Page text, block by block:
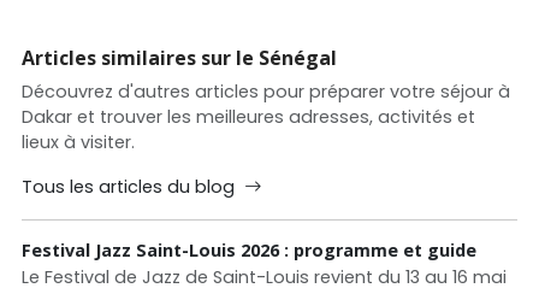
Articles similaires sur le Sénégal
Découvrez d'autres articles pour préparer votre séjour à
Dakar et trouver les meilleures adresses, activités et
lieux à visiter.
Tous les articles du blog
Festival Jazz Saint-Louis 2026 : programme et guide
Le Festival de Jazz de Saint-Louis revient du 13 au 16 mai